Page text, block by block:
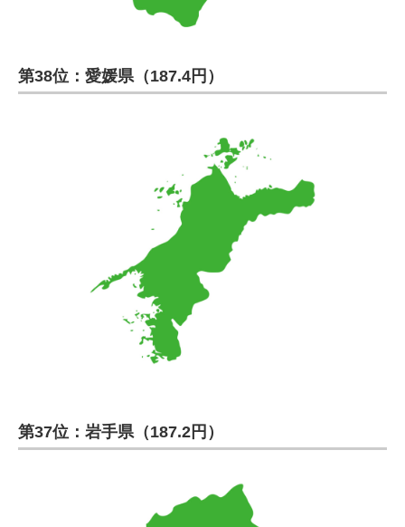
第38位：愛媛県（187.4円）
第37位：岩手県（187.2円）